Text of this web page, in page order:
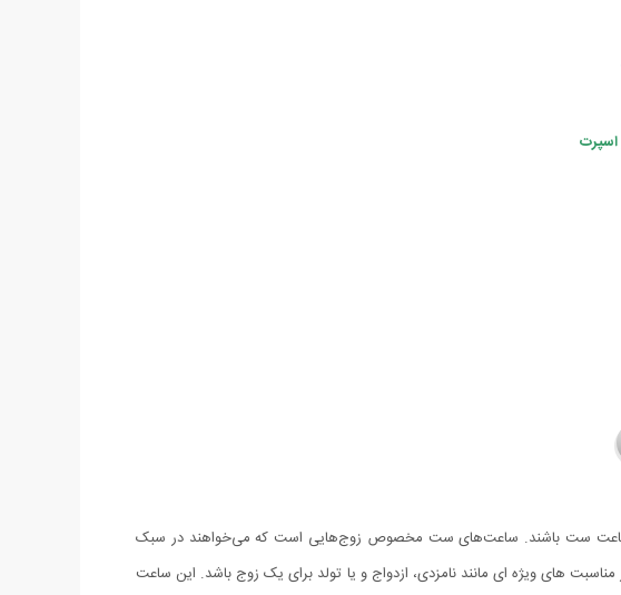
ساعت ست باشند. ساعت‌های ست مخصوص زوج‌هایی است که می‌خواهند در سبک
های ویژه ای مانند نامزدی، ازدواج و یا تولد برای یک زوج باشد. این ساعت